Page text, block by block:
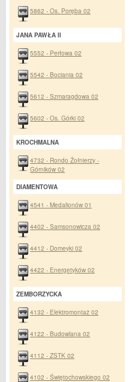
5862 - Os. Poręba 02
JANA PAWŁA II
5552 - Perłowa 02
5542 - Bociania 02
5612 - Szmaragdowa 02
5602 - Os. Górki 02
KROCHMALNA
4732 - Rondo Żołnierzy -
Górników 02
DIAMENTOWA
4541 - Medalionów 01
4402 - Samsonowicza 02
4412 - Domeyki 02
4422 - Energetyków 02
ZEMBORZYCKA
4132 - Elektromontaż 02
4122 - Budowlana 02
4112 - ZSTK 02
4102 - Świętochowskiego 02